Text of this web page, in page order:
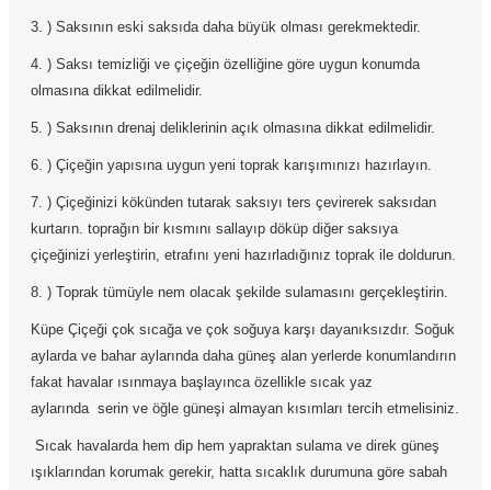
3. ) Saksının eski saksıda daha büyük olması gerekmektedir.
4. ) Saksı temizliği ve çiçeğin özelliğine göre uygun konumda
olmasına dikkat edilmelidir.
5. ) Saksının drenaj deliklerinin açık olmasına dikkat edilmelidir.
6. ) Çiçeğin yapısına uygun yeni toprak karışımınızı hazırlayın.
7. ) Çiçeğinizi kökünden tutarak saksıyı ters çevirerek saksıdan
kurtarın. toprağın bir kısmını sallayıp döküp diğer saksıya
çiçeğinizi yerleştirin, etrafını yeni hazırladığınız toprak ile doldurun.
8. ) Toprak tümüyle nem olacak şekilde sulamasını gerçekleştirin.
Küpe Çiçeği çok sıcağa ve çok soğuya karşı dayanıksızdır. Soğuk
aylarda ve bahar aylarında daha güneş alan yerlerde konumlandırın
fakat havalar ısınmaya başlayınca özellikle sıcak yaz
aylarında serin ve öğle güneşi almayan kısımları tercih etmelisiniz.
Sıcak havalarda hem dip hem yapraktan sulama ve direk güneş
ışıklarından korumak gerekir, hatta sıcaklık durumuna göre sabah